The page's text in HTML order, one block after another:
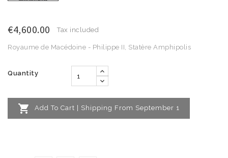
€4,600.00 Tax included
Royaume de Macédoine - Philippe II, Statère Amphipolis
Quantity
 Add To Cart | Shipping From September 1